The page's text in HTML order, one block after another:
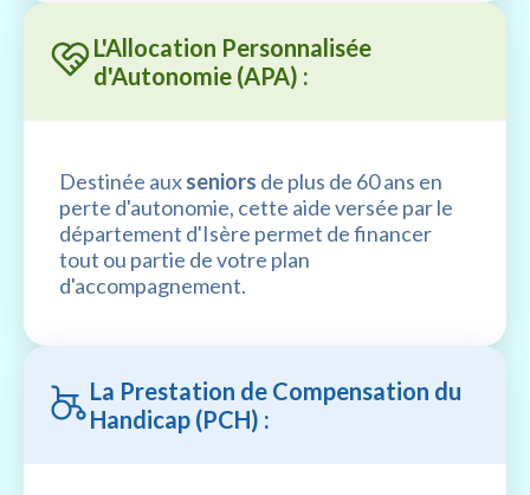
L'Allocation Personnalisée
d'Autonomie (APA) :
Destinée auxseniors de plus de 60 ans en
perte d'autonomie, cette aide versée par le
département d'Isère permet de financer
tout ou partie de votre plan
d'accompagnement.
La Prestation de Compensation du
Handicap (PCH) :